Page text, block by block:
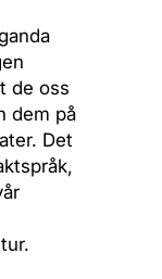
de oss
dem på
Det